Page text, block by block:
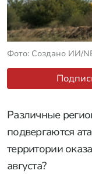
Фото: Создано ИИ/
Различные
подвергаются
территории
августа?